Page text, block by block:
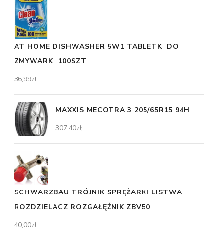
AT HOME DISHWASHER 5W1 TABLETKI DO
ZMYWARKI 100SZT
36,99zł
MAXXIS MECOTRA 3 205/65R15 94H
307,40zł
SCHWARZBAU TRÓJNIK SPRĘŻARKI LISTWA
ROZDZIELACZ ROZGAŁĘŹNIK ZBV50
40,00zł